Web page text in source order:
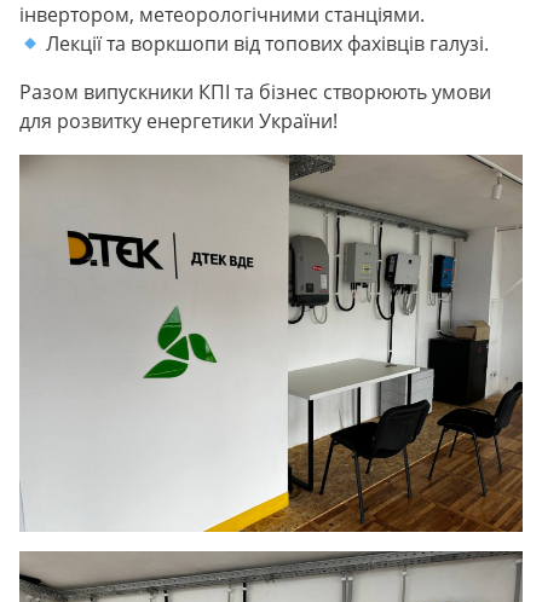
інвертором, метеорологічними станціями.
Лекції та воркшопи від топових фахівців галузі.
Разом випускники КПІ та бізнес створюють умови
для розвитку енергетики України!